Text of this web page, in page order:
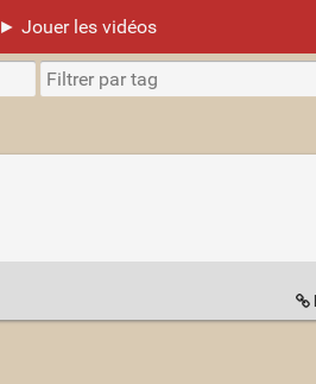
► Jouer les vidéos